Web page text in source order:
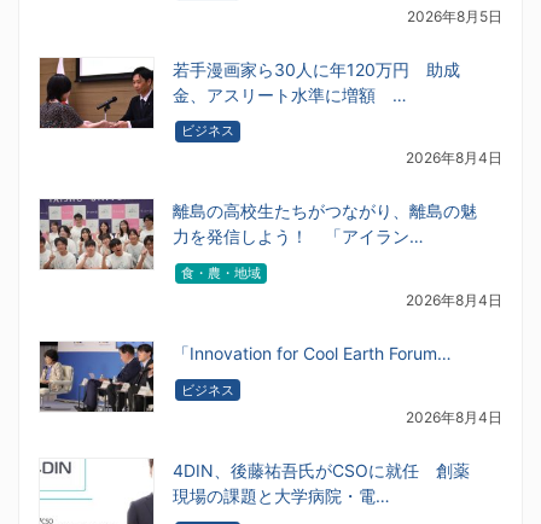
2026年8月5日
若手漫画家ら30人に年120万円 助成
金、アスリート水準に増額 …
ビジネス
2026年8月4日
離島の高校生たちがつながり、離島の魅
力を発信しよう！ 「アイラン…
食・農・地域
2026年8月4日
「Innovation for Cool Earth Forum…
ビジネス
2026年8月4日
4DIN、後藤祐吾氏がCSOに就任 創薬
現場の課題と大学病院・電…